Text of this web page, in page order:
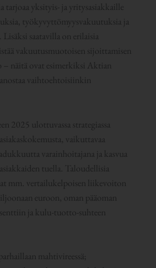
yksityis- ja yritysasiakkaille
työkyvyttömyysvakuutuksia ja
saatavilla on erilaisia
vakuutusmuotoisen sijoittamisen
näitä ovat esimerkiksi Aktian
vaihtoehtoisiinkin
2025 ulottuvassa strategiassa
vaikuttavaa
varainhoitajana ja kasvua
tuella. Taloudellisia
mm. vertailukelpoisen liikevoiton
euroon, oman pääoman
ja kulu-tuotto-suhteen
mahtivireessä;